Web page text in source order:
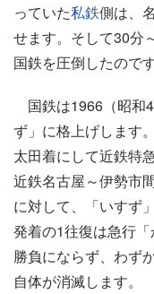
っていた私鉄側は、
せます。そして30分
国鉄を圧倒したのです
国鉄は1966（昭和
ず」に格上げします
太田着にして近鉄特
近鉄名古屋～伊勢市
に対して、「いすず
発着の1往復は急行
勝負にならず、わず
自体が消滅します。